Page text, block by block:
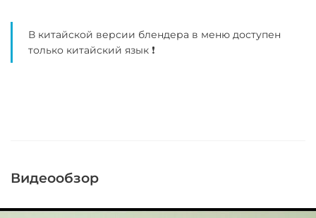
В китайской версии блендера в меню доступен
только китайский язык ❗
Видеообзор